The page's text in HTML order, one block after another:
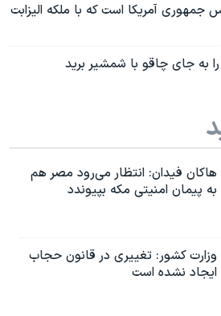
آمریکا است که با ملکه الیزابت
به جای چاقو با شمشیر برید
هاکان فیدان: انتظار می‌رود مصر هم
به پیمان امنیتی مکه بپیوندد
وزارت کشور: تغییری در قانون حجاب
ایجاد نشده است